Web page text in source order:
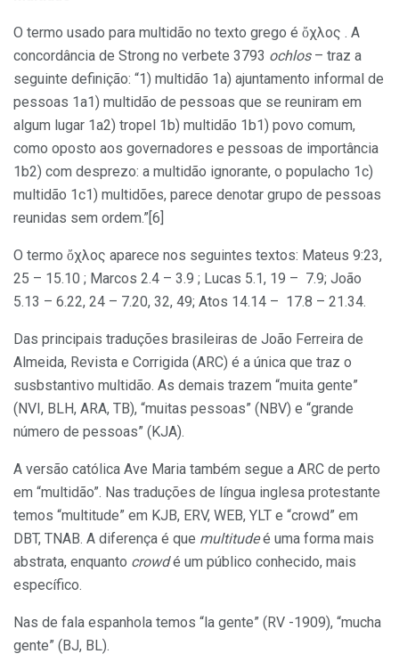
O termo usado para multidão no texto grego é ὄχλος . A
concordância de Strong no verbete 3793 ochlos – traz a
seguinte definição: “1) multidão 1a) ajuntamento informal de
pessoas 1a1) multidão de pessoas que se reuniram em
algum lugar 1a2) tropel 1b) multidão 1b1) povo comum,
como oposto aos governadores e pessoas de importância
1b2) com desprezo: a multidão ignorante, o populacho 1c)
multidão 1c1) multidões, parece denotar grupo de pessoas
reunidas sem ordem.”[6]
O termo ὄχλος aparece nos seguintes textos: Mateus 9:23,
25 – 15.10 ; Marcos 2.4 – 3.9 ; Lucas 5.1, 19 – 7.9; João
5.13 – 6.22, 24 – 7.20, 32, 49; Atos 14.14 – 17.8 – 21.34.
Das principais traduções brasileiras de João Ferreira de
Almeida, Revista e Corrigida (ARC) é a única que traz o
susbstantivo multidão. As demais trazem “muita gente”
(NVI, BLH, ARA, TB), “muitas pessoas” (NBV) e “grande
número de pessoas” (KJA).
A versão católica Ave Maria também segue a ARC de perto
em “multidão”. Nas traduções de língua inglesa protestante
temos “multitude” em KJB, ERV, WEB, YLT e “crowd” em
DBT, TNAB. A diferença é que multitudeé uma forma mais
abstrata, enquanto crowdé um público conhecido, mais
específico.
Nas de fala espanhola temos “la gente” (RV -1909), “mucha
gente” (BJ, BL).